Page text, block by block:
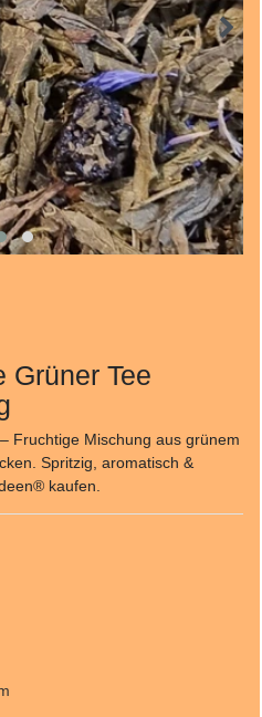
Grüner Tee
Fruchtige Mischung aus grünem
Spritzig, aromatisch &
kaufen.